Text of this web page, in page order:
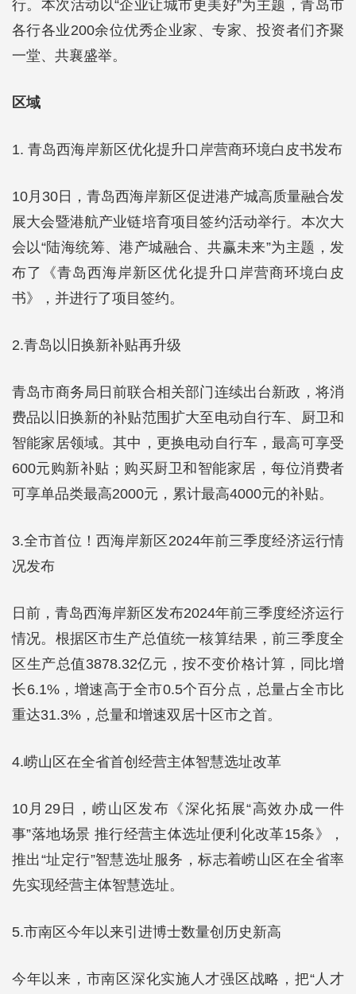
行。本次活动以“企业让城市更美好”为主题，青岛市
各行各业200余位优秀企业家、专家、投资者们齐聚
一堂、共襄盛举。
区域
1. 青岛西海岸新区优化提升口岸营商环境白皮书发布
10月30日，青岛西海岸新区促进港产城高质量融合发
展大会暨港航产业链培育项目签约活动举行。本次大
会以“陆海统筹、港产城融合、共赢未来”为主题，发
布了《青岛西海岸新区优化提升口岸营商环境白皮
书》，并进行了项目签约。
2.青岛以旧换新补贴再升级
青岛市商务局日前联合相关部门连续出台新政，将消
费品以旧换新的补贴范围扩大至电动自行车、厨卫和
智能家居领域。其中，更换电动自行车，最高可享受
600元购新补贴；购买厨卫和智能家居，每位消费者
可享单品类最高2000元，累计最高4000元的补贴。
3.全市首位！西海岸新区2024年前三季度经济运行情
况发布
日前，青岛西海岸新区发布2024年前三季度经济运行
情况。根据区市生产总值统一核算结果，前三季度全
区生产总值3878.32亿元，按不变价格计算，同比增
长6.1%，增速高于全市0.5个百分点，总量占全市比
重达31.3%，总量和增速双居十区市之首。
4.崂山区在全省首创经营主体智慧选址改革
10月29日，崂山区发布《深化拓展“高效办成一件
事”落地场景 推行经营主体选址便利化改革15条》，
推出“址定行”智慧选址服务，标志着崂山区在全省率
先实现经营主体智慧选址。
5.市南区今年以来引进博士数量创历史新高
今年以来，市南区深化实施人才强区战略，把“人才